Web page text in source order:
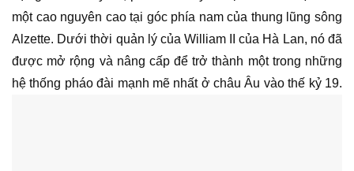
một cao nguyên cao tại góc phía nam của thung lũng sông
Alzette. Dưới thời quản lý của William II của Hà Lan, nó đã
được mở rộng và nâng cấp để trở thành một trong những
hệ thống pháo đài mạnh mẽ nhất ở châu Âu vào thế kỷ 19.